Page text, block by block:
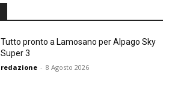
Tutto pronto a Lamosano per Alpago Sky
Super 3
redazione - 8 Agosto 2026